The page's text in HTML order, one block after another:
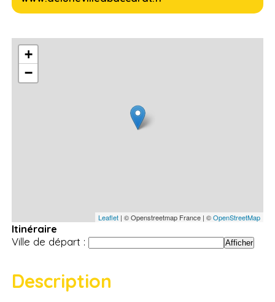
+
−
Leaflet| © Openstreetmap France | ©OpenStreetMap
Itinéraire
Ville de départ :
Description